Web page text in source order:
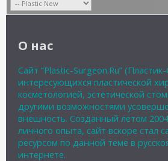
О нас
Сайт “Plastic-Surgeon.Ru”
интересующихся пластической
косметологией, эстетической
другими возможностями
внешность. Созданный летом
личного опыта, сайт вскоре стал
ресурсом по данной теме в
интернете.